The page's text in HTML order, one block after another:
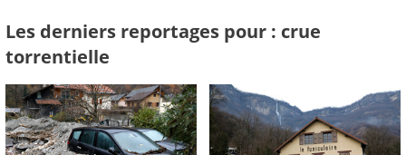
Les derniers reportages pour : crue
torrentielle